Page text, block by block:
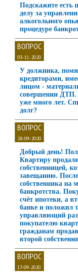
Подскажите есть
делу за
алкогольного
процедуре
ВОПРОС
03-11-2020
У должника,
кредиторами,
лицом -
совершении ДТП.
уже много лет.
долг?
ВОПРОС
28-09-2020
Добрый день!
Квартиру
собственницей,
завещанию. После
собственника на
банкротства.
счёт ипотеки, а
банке и положил
управляющий
покупателю
гражданам
второй
ВОПРОС
17-09-2020